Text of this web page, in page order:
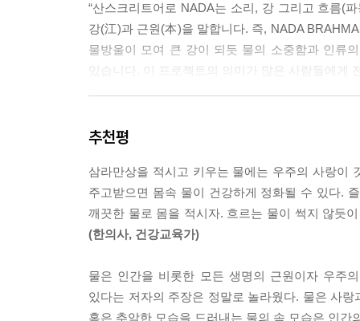
“산스크리트어로 NADA는 소리, 강 그리고 흐름(
강(江)과 근원(本)을 말합니다. 즉, NADA
물방울이 모여 큰 강이 되듯 물의 소중함과 인류
있습니다. 이 프로젝트의 의미가 많은 사람들에게
있다고 밝히는데 바로 부인이 한국인이라는 점이다.
한국과 일본의 국민감정이 좋지 않은 시기였던
있었다고 한다. 하지만 사랑과 화합과 평화를 바
결정 사진집을 자비로 출판할 수밖에 없는 상황
이 책 <물은 답을 알고 있다>도 그 결과로 나올 수
담긴 메시지 이상의 큰 의미를 가지고 있다. 또한
무엇인지 다시 한번 깨닫게 해주는 계기를 마련할
추천평
삼라만상을 적시고 키우는 물에는 우주의 사랑이
주고받으면 몸속 물이 건강하게 정화될 수 있다.
깨끗한 물로 몸을 적시자. 흐르는 물이 썩지 않듯
(한의사, 건강교육가)
물은 인간을 비롯한 모든 생명의 근원이자 우주
있다는 저자의 주장은 정말로 놀라웠다. 물은 사
혹은 추악한 모습을 드러내는 물의 속 모습은 인